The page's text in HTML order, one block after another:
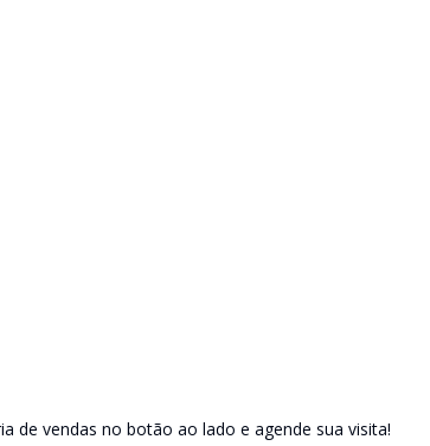
de vendas no botão ao lado e agende sua visita!